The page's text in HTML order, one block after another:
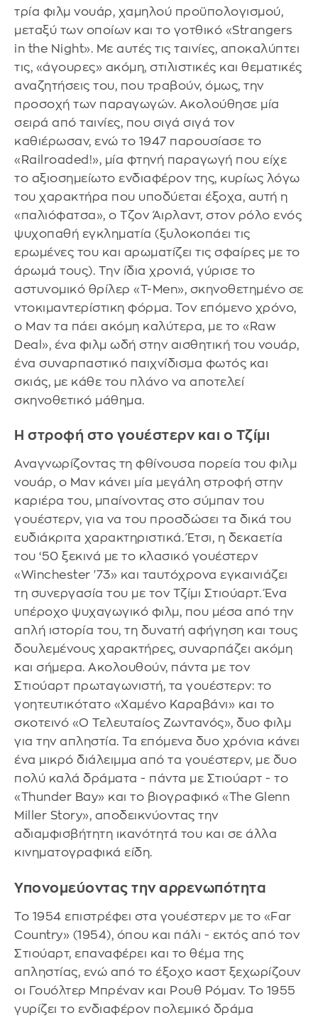
τρία φιλμ νουάρ, χαμηλού προϋπολογισμού,
μεταξύ των οποίων και το γοτθικό «Strangers
in the Night». Με αυτές τις ταινίες, αποκαλύπτει
τις, «άγουρες» ακόμη, στιλιστικές και θεματικές
αναζητήσεις του, που τραβούν, όμως, την
προσοχή των παραγωγών. Ακολούθησε μία
σειρά από ταινίες, που σιγά σιγά τον
καθιέρωσαν, ενώ το 1947 παρουσίασε το
«Railroaded!», μία φτηνή παραγωγή που είχε
το αξιοσημείωτο ενδιαφέρον της, κυρίως λόγω
του χαρακτήρα που υποδύεται έξοχα, αυτή η
«παλιόφατσα», ο Τζον Άιρλαντ, στον ρόλο ενός
ψυχοπαθή εγκληματία (ξυλοκοπάει τις
ερωμένες του και αρωματίζει τις σφαίρες με το
άρωμά τους). Την ίδια χρονιά, γύρισε το
αστυνομικό θρίλερ «T-Men», σκηνοθετημένο σε
ντοκιμαντερίστικη φόρμα. Τον επόμενο χρόνο,
ο Μαν τα πάει ακόμη καλύτερα, με το «Raw
Deal», ένα φιλμ ωδή στην αισθητική του νουάρ,
ένα συναρπαστικό παιχνίδισμα φωτός και
σκιάς, με κάθε του πλάνο να αποτελεί
σκηνοθετικό μάθημα.
Η στροφή στο γουέστερν και ο Τζίμι
Αναγνωρίζοντας τη φθίνουσα πορεία του φιλμ
νουάρ, ο Μαν κάνει μία μεγάλη στροφή στην
καριέρα του, μπαίνοντας στο σύμπαν του
γουέστερν, για να του προσδώσει τα δικά του
ευδιάκριτα χαρακτηριστικά. Έτσι, η δεκαετία
του ‘50 ξεκινά με το κλασικό γουέστερν
«Winchester '73» και ταυτόχρονα εγκαινιάζει
τη συνεργασία του με τον Τζίμι Στιούαρτ. Ένα
υπέροχο ψυχαγωγικό φιλμ, που μέσα από την
απλή ιστορία του, τη δυνατή αφήγηση και τους
δουλεμένους χαρακτήρες, συναρπάζει ακόμη
και σήμερα. Ακολουθούν, πάντα με τον
Στιούαρτ πρωταγωνιστή, τα γουέστερν: το
γοητευτικότατο «Χαμένο Καραβάνι» και το
σκοτεινό «Ο Τελευταίος Ζωντανός», δυο φιλμ
για την απληστία. Τα επόμενα δυο χρόνια κάνει
ένα μικρό διάλειμμα από τα γουέστερν, με δυο
πολύ καλά δράματα - πάντα με Στιούαρτ - το
«Thunder Bay» και το βιογραφικό «The Glenn
Miller Story», αποδεικνύοντας την
αδιαμφισβήτητη ικανότητά του και σε άλλα
κινηματογραφικά είδη.
Υπονομεύοντας την αρρενωπότητα
Το 1954 επιστρέφει στα γουέστερν με το «Far
Country» (1954), όπου και πάλι - εκτός από τον
Στιούαρτ, επαναφέρει και το θέμα της
απληστίας, ενώ από το έξοχο καστ ξεχωρίζουν
οι Γουόλτερ Μπρέναν και Ρουθ Ρόμαν. Το 1955
γυρίζει το ενδιαφέρον πολεμικό δράμα